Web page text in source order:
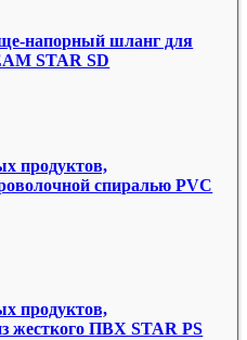
напорный шланг для
STAR SD
продуктов,
спиралью PVC
продуктов,
жесткого ПВХ STAR PS